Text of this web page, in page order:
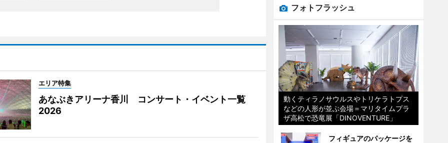
エリア特集
あなぶきアリーナ香川 コンサート・イベント一覧
2026
フォトフラッシュ
動くティラノサウルスやトリケラトプス
などの人形が並ぶ会場＝マリタイムプラ
ザ高松で恐竜展「DINOVENTURE」
フィギュアのパッケージを